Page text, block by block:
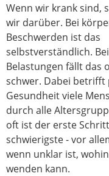
Wenn wir krank sind,
wir darüber. Bei
Beschwerden ist das
selbstverständlich.
Belastungen fällt das
schwer. Dabei betrifft
Gesundheit viele
durch alle
oft ist der erste
schwierigste - vor
wenn unklar ist,
wenden kann.